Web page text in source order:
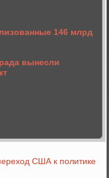
146 млрд
вынесли
США к политике